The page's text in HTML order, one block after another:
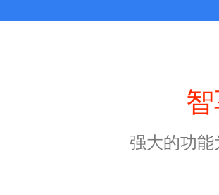
强大的功